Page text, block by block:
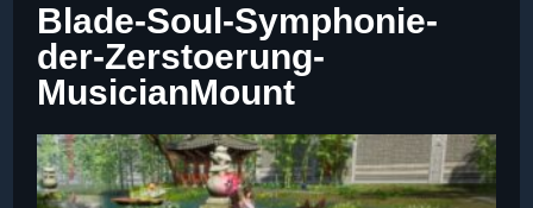
Blade-Soul-Symphonie-
der-Zerstoerung-
MusicianMount